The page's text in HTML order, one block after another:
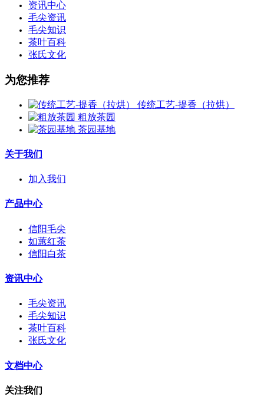
资讯中心
毛尖资讯
毛尖知识
茶叶百科
张氏文化
为您推荐
传统工艺-提香（拉烘）
粗放茶园
茶园基地
关于我们
加入我们
产品中心
信阳毛尖
如蕙红茶
信阳白茶
资讯中心
毛尖资讯
毛尖知识
茶叶百科
张氏文化
文档中心
关注我们